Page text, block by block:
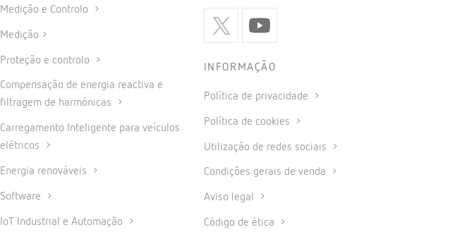
Medição e Controlo
Medição
Proteção e controlo
Compensação de energia reactiva e
filtragem de harmónicas
Carregamento Inteligente para veículos
elétricos
Energia renováveis
Software
IoT Industrial e Automação
INFORMAÇÃO
Política de privacidade
Política de cookies
Utilização de redes sociais
Condições gerais de venda
Aviso legal
Código de ética